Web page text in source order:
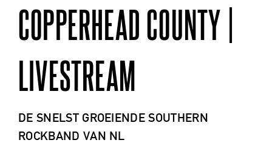
COPPERHEAD COUNTY |
LIVESTREAM
DE SNELST GROEIENDE SOUTHERN
ROCKBAND VAN NL